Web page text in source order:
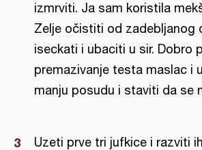
izmrviti. Ja sam koristila
Zelje očistiti od zadebljanog
iseckati i ubaciti u sir. Dobro
premazivanje testa maslac i
manju posudu i staviti da se
Uzeti prve tri jufkice i razviti